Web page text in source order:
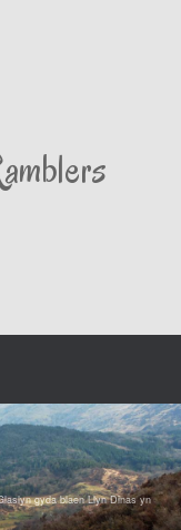
gyda blaen Llyn Dinas yn